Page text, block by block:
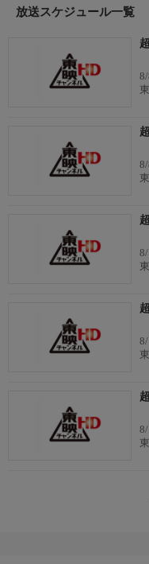
体内に“バイオ粒子”を持
放送スケジュール一覧